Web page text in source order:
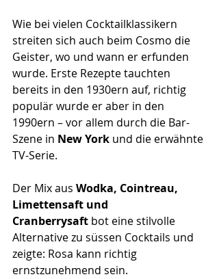
Wie bei vielen Cocktailklassikern
streiten sich auch beim Cosmo die
Geister, wo und wann er erfunden
wurde. Erste Rezepte tauchten
bereits in den 1930ern auf, richtig
populär wurde er aber in den
1990ern – vor allem durch die Bar-
Szene in New York und die erwähnte
TV-Serie.
Der Mix aus Wodka, Cointreau,
Limettensaft und
Cranberrysaft bot eine stilvolle
Alternative zu süssen Cocktails und
zeigte: Rosa kann richtig
ernstzunehmend sein.